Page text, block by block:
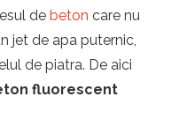
de beton care nu
jet de apa puternic,
de piatra. De aici
fluorescent